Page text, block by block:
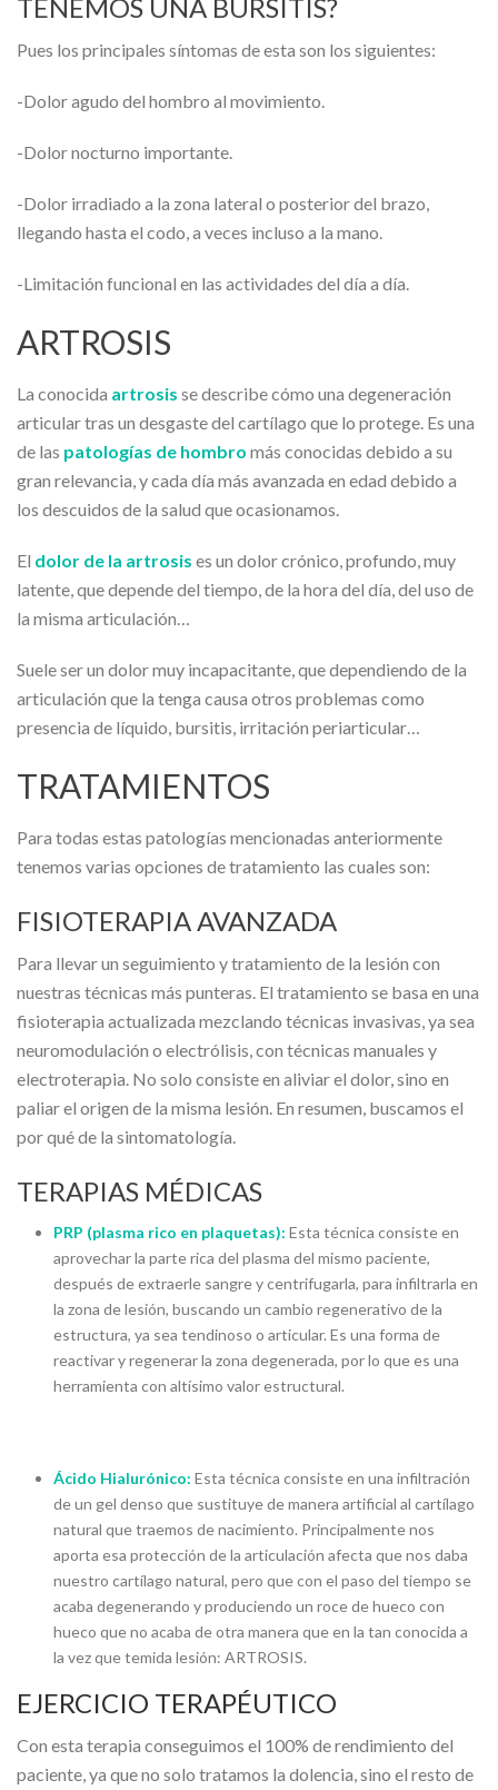
TENEMOS UNA BURSITIS?
Pues los principales síntomas de esta son los siguientes:
-Dolor agudo del hombro al movimiento.
-Dolor nocturno importante.
-Dolor irradiado a la zona lateral o posterior del brazo,
llegando hasta el codo, a veces incluso a la mano.
-Limitación funcional en las actividades del día a día.
ARTROSIS
La conocida artrosis se describe cómo una degeneración
articular tras un desgaste del cartílago que lo protege. Es una
de las patologías de hombro más conocidas debido a su
gran relevancia, y cada día más avanzada en edad debido a
los descuidos de la salud que ocasionamos.
El dolor de la artrosis es un dolor crónico, profundo, muy
latente, que depende del tiempo, de la hora del día, del uso de
la misma articulación…
Suele ser un dolor muy incapacitante, que dependiendo de la
articulación que la tenga causa otros problemas como
presencia de líquido, bursitis, irritación periarticular…
TRATAMIENTOS
Para todas estas patologías mencionadas anteriormente
tenemos varias opciones de tratamiento las cuales son:
FISIOTERAPIA AVANZADA
Para llevar un seguimiento y tratamiento de la lesión con
nuestras técnicas más punteras. El tratamiento se basa en una
fisioterapia actualizada mezclando técnicas invasivas, ya sea
neuromodulación o electrólisis, con técnicas manuales y
electroterapia. No solo consiste en aliviar el dolor, sino en
paliar el origen de la misma lesión. En resumen, buscamos el
por qué de la sintomatología.
TERAPIAS MÉDICAS
PRP (plasma rico en plaquetas): Esta técnica consiste en
aprovechar la parte rica del plasma del mismo paciente,
después de extraerle sangre y centrifugarla, para infiltrarla en
la zona de lesión, buscando un cambio regenerativo de la
estructura, ya sea tendinoso o articular. Es una forma de
reactivar y regenerar la zona degenerada, por lo que es una
herramienta con altísimo valor estructural.
Ácido Hialurónico: Esta técnica consiste en una infiltración
de un gel denso que sustituye de manera artificial al cartílago
natural que traemos de nacimiento. Principalmente nos
aporta esa protección de la articulación afecta que nos daba
nuestro cartílago natural, pero que con el paso del tiempo se
acaba degenerando y produciendo un roce de hueco con
hueco que no acaba de otra manera que en la tan conocida a
la vez que temida lesión: ARTROSIS.
EJERCICIO TERAPÉUTICO
Con esta terapia conseguimos el 100% de rendimiento del
paciente, ya que no solo tratamos la dolencia, sino el resto de